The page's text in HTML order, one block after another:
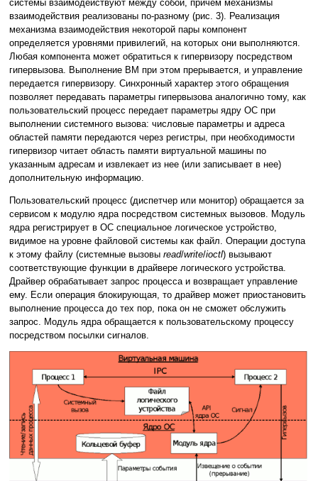
системы взаимодействуют между собой, причем механизмы
взаимодействия реализованы по-разному (рис. 3). Реализация
механизма взаимодействия некоторой пары компонент
определяется уровнями привилегий, на которых они выполняются.
Любая компонента может обратиться к гипервизору посредством
гипервызова. Выполнение ВМ при этом прерывается, и управление
передается гипервизору. Синхронный характер этого обращения
позволяет передавать параметры гипервызова аналогично тому, как
пользовательский процесс передает параметры ядру ОС при
выполнении системного вызова: числовые параметры и адреса
областей памяти передаются через регистры, при необходимости
гипервизор читает область памяти виртуальной машины по
указанным адресам и извлекает из нее (или записывает в нее)
дополнительную информацию.
Пользовательский процесс (диспетчер или монитор) обращается за
сервисом к модулю ядра посредством системных вызовов. Модуль
ядра регистрирует в ОС специальное логическое устройство,
видимое на уровне файловой системы как файл. Операции доступа
к этому файлу (системные вызовы read/write/ioctl) вызывают
соответствующие функции в драйвере логического устройства.
Драйвер обрабатывает запрос процесса и возвращает управление
ему. Если операция блокирующая, то драйвер может приостановить
выполнение процесса до тех пор, пока он не сможет обслужить
запрос. Модуль ядра обращается к пользовательскому процессу
посредством посылки сигналов.